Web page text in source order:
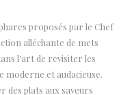
proposés par le Chef
alléchante de mets
l’art de revisiter les
moderne et audacieuse.
des plats aux saveurs